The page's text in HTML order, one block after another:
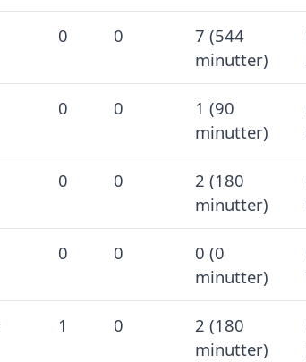
0 0
7 (544
minutter)
0 0
1 (90
minutter)
0 0
2 (180
minutter)
0 0
0 (0
minutter)
1 0
2 (180
minutter)